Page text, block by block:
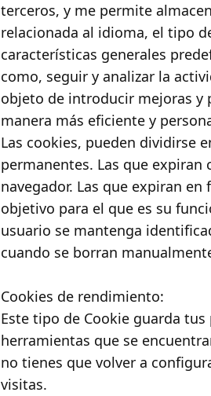
terceros, y me permite
relacionada al idioma, el tipo
características generales
como, seguir y analizar la
objeto de introducir mejoras y
manera más eficiente y
Las cookies, pueden dividirse
permanentes. Las que expiran
navegador. Las que expiran
objetivo para el que es su
usuario se mantenga
cuando se borran
Cookies de rendimiento:
Este tipo de Cookie guarda
herramientas que se
no tienes que volver a
visitas.